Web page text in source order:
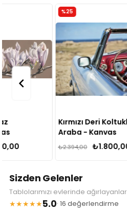
Kırmızı Deri Koltuklu
Araba - Kanvas
Tablo
₺1.800,00
₺2.394,00
Sizden Gelenler
Tablolarımızı evlerinde
★★★★★5.0· 16 değerlendirme